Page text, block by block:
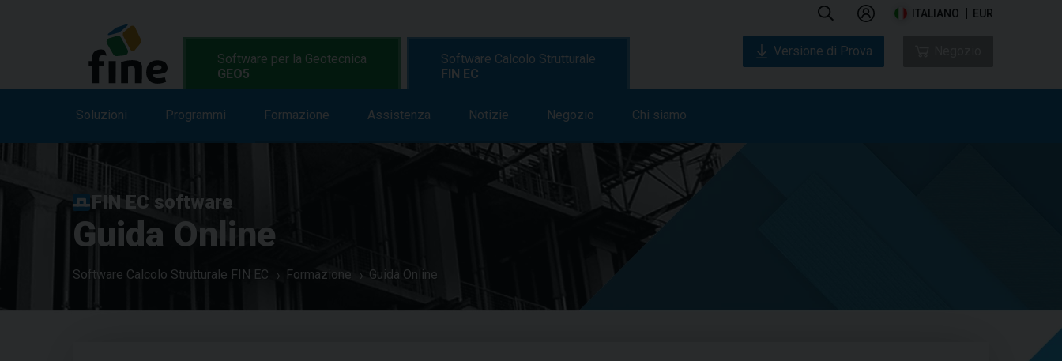
ITALIANO EUR
Software per la Geotecnica
GEO5
Soluzioni Caratteristiche Programmi Formazione Assistenza Notizie Negozio
Software Calcolo Strutturale
FIN EC
Soluzioni Programmi Formazione Assistenza Notizie Negozio Chi siamo
Versione di Prova
FIN EC software
Guida Online
Software Calcolo Strutturale FIN EC Formazione Guida Online